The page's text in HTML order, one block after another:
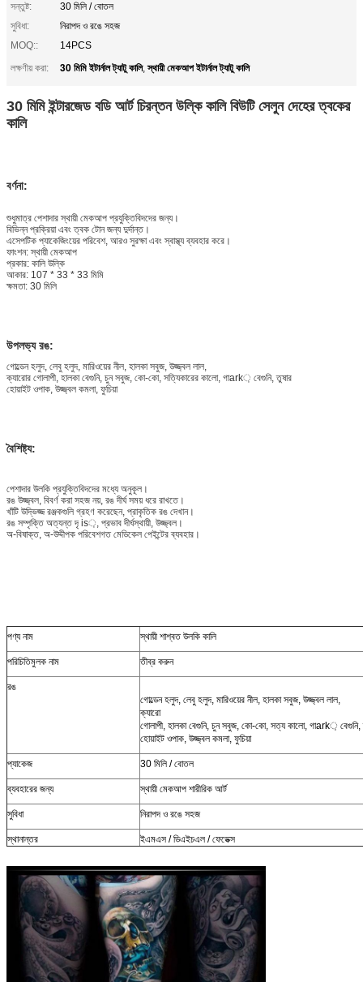
সন্তুষ্ট:
30 মিলি / বোতল
সুবিধা:
নিরাপদ ও রঙে সহজ
MOQ::
14PCS
লক্ষণীয় করা:
30 মিমি ইটার্নাল ট্যাটু কালি,স্থায়ী মেকআপ ইটার্নাল ট্যাটু কালি
30 মিমি ইন্টারজেড বডি আর্ট চিরন্তন উল্কি কালি বিউটি সেলুন দেহের ত্বকের
কালি
বর্ণনা:
শুধুমাত্র পেশাদার স্থায়ী মেকআপ প্রযুক্তিবিদদের জন্য।
বিভিন্ন প্রক্রিয়া এবং ত্বক টোন জন্য দুর্দান্ত।
এসেপটিক প্যাকেজিংয়ের পরিবেশ, আরও সুরক্ষা এবং স্বাস্থ্য ব্যবহার করে।
ফাংশন: স্থায়ী মেকআপ
প্রকার: কালি উল্কি
আকার: 107 * 33 * 33 মিমি
ক্ষমতা: 30 মিলি
উপলভ্য রঙ:
গোল্ডেন হলুদ, লেবু হলুদ, মারিওয়ের নীল, হালকা সবুজ, উজ্জ্বল লাল,
ক্যারোর গোলাপী, হালকা বেগুনি, চুন সবুজ, কো-কো, সত্যিকারের কালো, গাark় বেগুনি, তুষার
হোয়াইট ওপাক, উজ্জ্বল কমলা, ফুচিয়া
বৈশিষ্ট্য:
পেশাদার উলকি প্রযুক্তিবিদদের মধ্যে অনুকূল।
রঙ উজ্জ্বল, বিবর্ণ করা সহজ নয়, রঙ দীর্ঘ সময় ধরে রাখতে।
খাঁটি উদ্ভিজ্জ রঞ্জকগুলি গ্রহণ করেছেন, প্রাকৃতিক রঙ দেখান।
রঙ সম্পৃক্তি অত্যন্ত দৃ is়, প্রভাব দীর্ঘস্থায়ী, উজ্জ্বল।
অ-বিষাক্ত, অ-উদ্দীপক পরিবেশগত মেডিকেল পেইন্টের ব্যবহার।
পণ্য নাম স্থায়ী শাশ্বত উলকি কালি
পরিচিতিমুলক নাম তীব্র করুন
রঙ
গোল্ডেন হলুদ, লেবু হলুদ, মারিওয়ের নীল, হালকা সবুজ, উজ্জ্বল লাল,
ক্যারো
গোলাপী, হালকা বেগুনি, চুন সবুজ, কো-কো, সত্য কালো, গাark় বেগুনি,
হোয়াইট ওপাক, উজ্জ্বল কমলা, ফুচিয়া
প্যাকেজ 30 মিলি / বোতল
ব্যবহারের জন্য স্থায়ী মেকআপ শারীরিক আর্ট
সুবিধা নিরাপদ ও রঙে সহজ
স্থানান্তর ইএমএস / ডিএইচএল / ফেডেক্স